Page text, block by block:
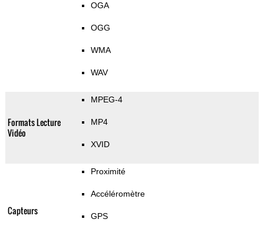
OGA
OGG
WMA
WAV
Formats Lecture
Vidéo
MPEG-4
MP4
XVID
Capteurs
Proximité
Accéléromètre
GPS